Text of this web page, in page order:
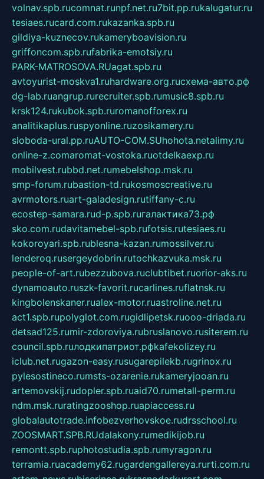
volnav.spb.rucomnat.runpf.net.ru7bit.pp.rukalugatur.ru
tesiaes.rucard.com.rukazanka.spb.ru
gildiya-kuznecov.rukameryboavision.ru
griffoncom.spb.rufabrika-emotsiy.ru
PARK-MATROSOVA.RUagat.spb.ru
avtoyurist-moskva1.ruhardware.org.ruсхема-авто.рф
dg-lab.ruangrup.rurecruiter.spb.rumusic8.spb.ru
krsk124.rukubok.spb.ruromanofforex.ru
analitikaplus.ruspyonline.ruzosikamery.ru
sloboda-ural.pp.ruAUTO-COM.SUhohota.netalimy.ru
online-z.comaromat-vostoka.ruotdelkaexp.ru
mobilvest.rubbd.net.rumebelshop.msk.ru
smp-forum.rubastion-td.rukosmoscreative.ru
avrmotors.ruart-galadesign.rutiffany-c.ru
ecostep-samara.rud-p.spb.ruгалактика73.рф
sko.com.rudavitamebel-spb.rufotsis.rutesiaes.ru
kokoroyari.spb.rublesna-kazan.rumossilver.ru
lenderoq.rusergeydobrin.rutochkazvuka.msk.ru
people-of-art.rubezzubova.ruclubtibet.ruorior-aks.ru
dynamoauto.ruszk-favorit.rucarlines.ruflatnsk.ru
kingbolenskaner.rualex-motor.ruastroline.net.ru
act1.spb.rupolyglot.com.rugidlipetsk.ruooo-driada.ru
detsad125.rumir-zdoroviya.rubruslanovo.rusiterem.ru
council.spb.ruлодкипатриот.рфkafekolizey.ru
iclub.net.rugazon-easy.rusugarepilekb.rugrinox.ru
pylesostineco.rumsts-ozarenie.rukameryjooan.ru
artemovskij.rudopler.spb.ruaid70.rumetall-perm.ru
ndm.msk.ruratingzooshop.ruapiaccess.ru
globalautotrade.infobezverhovskoe.rudrsschool.ru
ZOOSMART.SPB.RUdalakony.rumedikijob.ru
remontt.spb.ruphotostudia.spb.rumyragon.ru
terramia.ruacademy62.rugardengallereya.rurti.com.ru